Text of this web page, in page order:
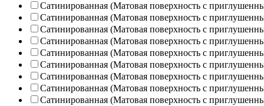
Сатинированная (Матовая поверхность с
Сатинированная (Матовая поверхность с
Сатинированная (Матовая поверхность с
Сатинированная (Матовая поверхность с
Сатинированная (Матовая поверхность с
Сатинированная (Матовая поверхность с
Сатинированная (Матовая поверхность с
Сатинированная (Матовая поверхность с
Сатинированная (Матовая поверхность с